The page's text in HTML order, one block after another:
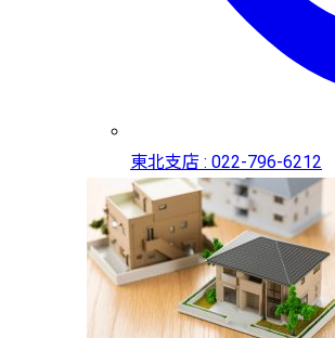
東北支店 : 022-796-6212